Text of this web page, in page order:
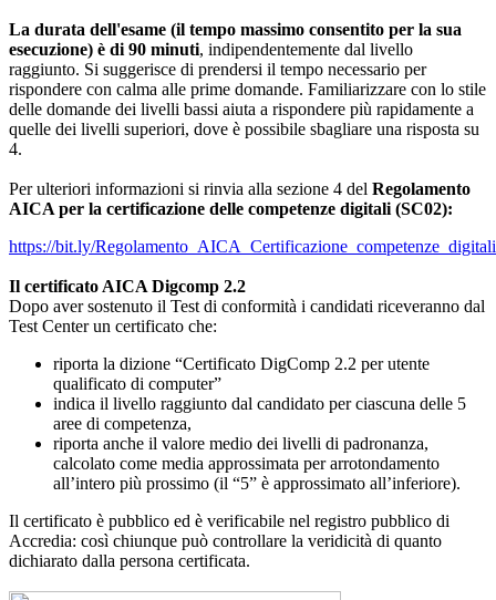
La durata dell'esame (il tempo massimo consentito per la sua
esecuzione) è di 90 minuti, indipendentemente dal livello
raggiunto. Si suggerisce di prendersi il tempo necessario per
rispondere con calma alle prime domande. Familiarizzare con lo stile
delle domande dei livelli bassi aiuta a rispondere più rapidamente a
quelle dei livelli superiori, dove è possibile sbagliare una risposta su
4.
Per ulteriori informazioni si rinvia alla sezione 4 del Regolamento
AICA per la certificazione delle competenze digitali (SC02):
https://bit.ly/Regolamento_AICA_Certificazione_competenze_digitali
Il certificato AICA Digcomp 2.2
Dopo aver sostenuto il Test di conformità i candidati riceveranno dal
Test Center un certificato che:
riporta la dizione “Certificato DigComp 2.2 per utente
qualificato di computer”
indica il livello raggiunto dal candidato per ciascuna delle 5
aree di competenza,
riporta anche il valore medio dei livelli di padronanza,
calcolato come media approssimata per arrotondamento
all’intero più prossimo (il “5” è approssimato all’inferiore).
Il certificato è pubblico ed è verificabile nel registro pubblico di
Accredia: così chiunque può controllare la veridicità di quanto
dichiarato dalla persona certificata.